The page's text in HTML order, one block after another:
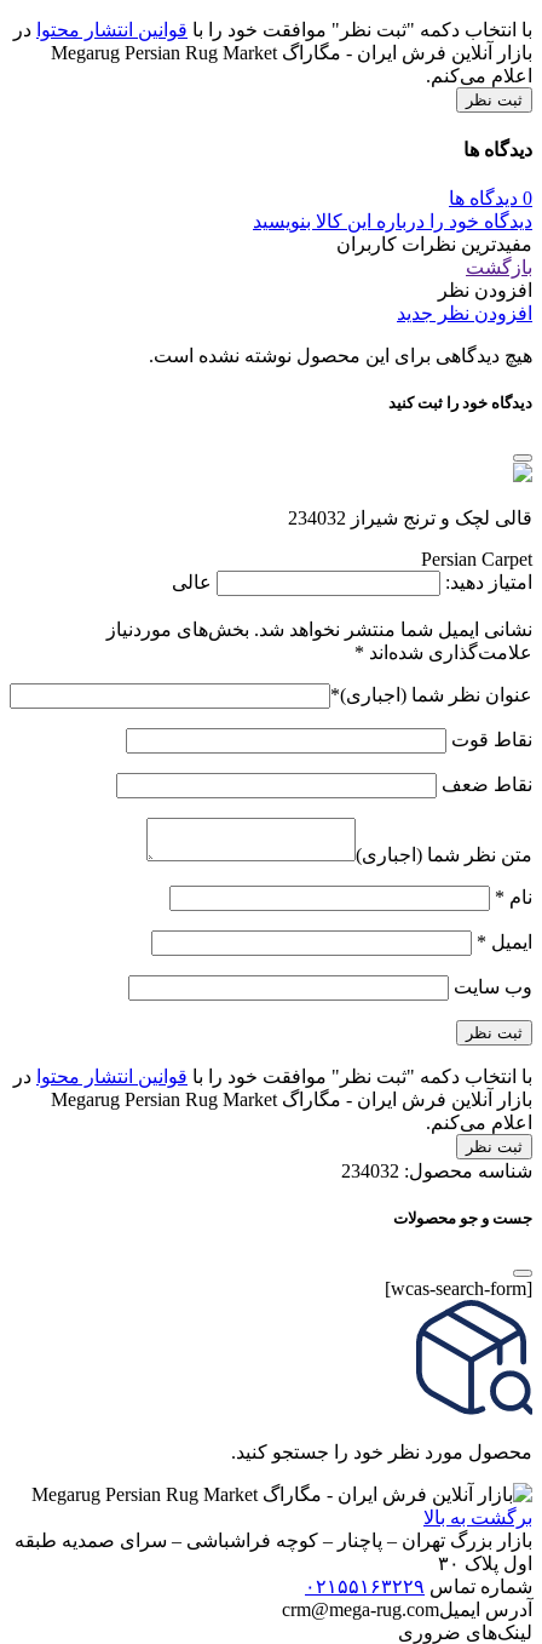
با انتخاب دکمه "ثبت نظر" موافقت خود را با قوانین انتشار محتوا در
بازار آنلاین فرش ایران - مگاراگ Megarug Persian Rug Market
اعلام می‌کنم.
ثبت نظر
دیدگاه ها
0 دیدگاه ها
دیدگاه خود را درباره این کالا بنویسید
مفیدترین نظرات کاربران
بازگشت
افزودن نظر
افزودن نظر جدید
هیچ دیدگاهی برای این محصول نوشته نشده است.
دیدگاه خود را ثبت کنید
قالی لچک و ترنج شیراز 234032
Persian Carpet
امتیاز دهید:
عالی
نشانی ایمیل شما منتشر نخواهد شد. بخش‌های موردنیاز
علامت‌گذاری شده‌اند *
عنوان نظر شما (اجباری)*
نقاط قوت
نقاط ضعف
متن نظر شما (اجباری)
نام *
ایمیل *
وب‌ سایت
با انتخاب دکمه "ثبت نظر" موافقت خود را با قوانین انتشار محتوا در
بازار آنلاین فرش ایران - مگاراگ Megarug Persian Rug Market
اعلام می‌کنم.
ثبت نظر
شناسه محصول: 234032
جست و جو محصولات
[wcas-search-form]
محصول مورد نظر خود را جستجو کنید.
برگشت به بالا
بازار بزرگ تهران – پاچنار – کوچه فراشباشی – سرای صمدیه طبقه
اول پلاک ۳۰
شماره تماس ۰۲۱۵۵۱۶۳۲۲۹
آدرس ایمیلcrm@mega-rug.com
لینک‌های ضروری